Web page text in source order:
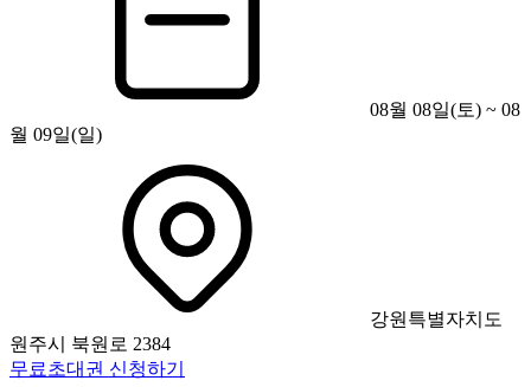
08월 08일(토) ~ 08
월 09일(일)
강원특별자치도
원주시 북원로 2384
무료초대권 신청하기